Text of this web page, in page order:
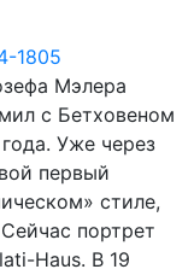
Мэлера
с Бетховеном
Уже через
первый
стиле,
портрет
Haus. В 19